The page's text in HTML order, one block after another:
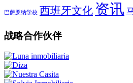
巴萨罗纳学校 西班牙文化 资讯
战略合作伙伴